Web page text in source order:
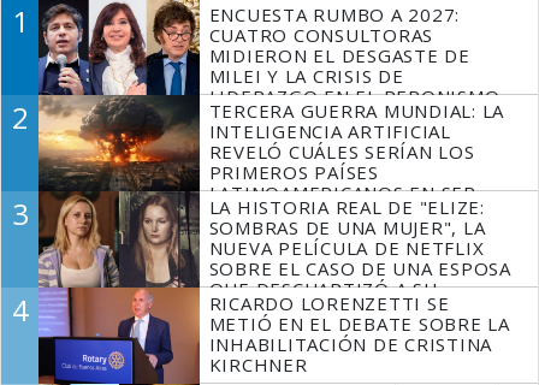
1
ENCUESTA RUMBO A 2027:
CUATRO CONSULTORAS
MIDIERON EL DESGASTE DE
MILEI Y LA CRISIS DE
LIDERAZGO EN EL PERONISMO
2
TERCERA GUERRA MUNDIAL: LA
INTELIGENCIA ARTIFICIAL
REVELÓ CUÁLES SERÍAN LOS
PRIMEROS PAÍSES
LATINOAMERICANOS EN SER
DERROTADOS
3
LA HISTORIA REAL DE "ELIZE:
SOMBRAS DE UNA MUJER", LA
NUEVA PELÍCULA DE NETFLIX
SOBRE EL CASO DE UNA ESPOSA
QUE DESCUARTIZÓ A SU
MARIDO
4
RICARDO LORENZETTI SE
METIÓ EN EL DEBATE SOBRE LA
INHABILITACIÓN DE CRISTINA
KIRCHNER